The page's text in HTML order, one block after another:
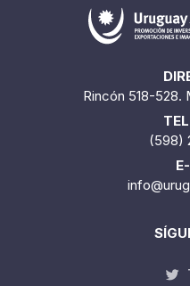
Rincón 518-528.
(598)